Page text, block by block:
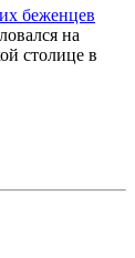
беженцев
на
столице в